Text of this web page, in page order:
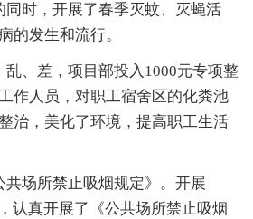
同时，开展了春季灭蚊、灭蝇活
的发生和流行。
乱、差，项目部投入1000元专项整
作人员，对职工宿舍区的化粪池
治，美化了环境，提高职工生活
共场所禁止吸烟规定》。开展
认真开展了《公共场所禁止吸烟